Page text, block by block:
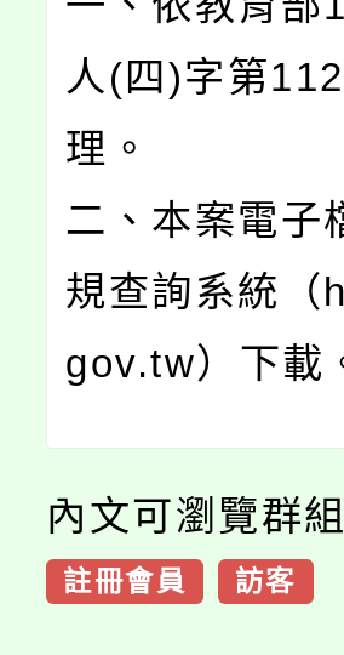
人(四)字第
理。
二、本案電子
規查詢系統
gov.tw）下載
內文可瀏覽群組
註冊會員 訪客